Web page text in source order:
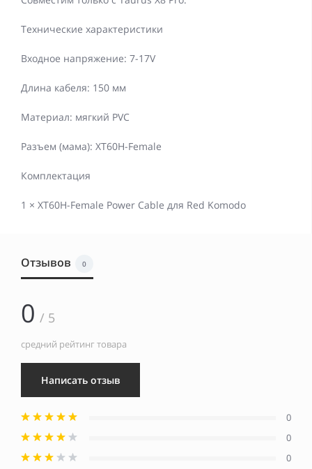
Технические характеристики
Входное напряжение: 7-17V
Длина кабеля: 150 мм
Материал: мягкий PVC
Разъем (мама): XT60H-Female
Комплектация
1 × XT60H-Female Power Cable для Red Komodo
Отзывов 0
0 / 5
средний рейтинг товара
Написать отзыв
0
0
0